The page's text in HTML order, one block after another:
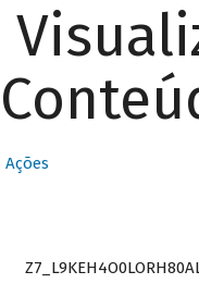
Ações